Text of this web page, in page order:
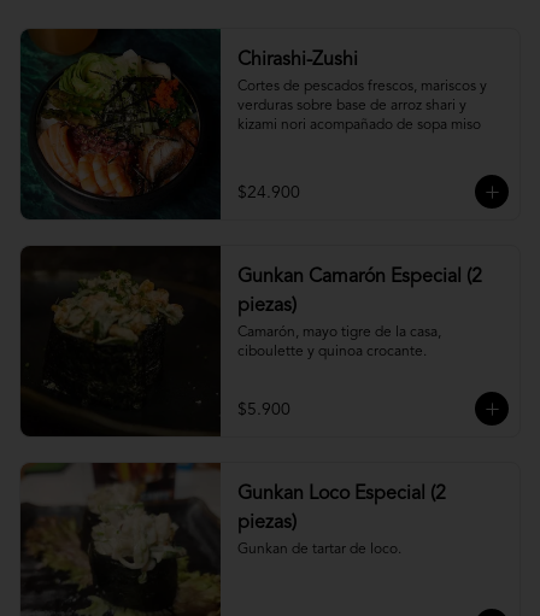
Chirashi-Zushi
Cortes de pescados frescos, mariscos y
verduras sobre base de arroz shari y
kizami nori acompañado de sopa miso
$24.900
Gunkan Camarón Especial (2
piezas)
Camarón, mayo tigre de la casa,
ciboulette y quinoa crocante.
$5.900
Gunkan Loco Especial (2
piezas)
Gunkan de tartar de loco.